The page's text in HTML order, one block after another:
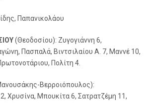
Παπανικολάου
(Θεοδοσίου): Ζυγογιάννη 6,
Πασπαλά, Βιντσιλαίου Α. 7, Μαννέ 10,
Πολίτη 4.
Βερροιόπουλος):
Χρυσίνα, Μπουκίτα 6, Σατρατζέμη 11,